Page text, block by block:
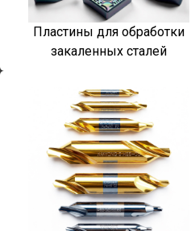
Пластины для обработки
закаленных сталей